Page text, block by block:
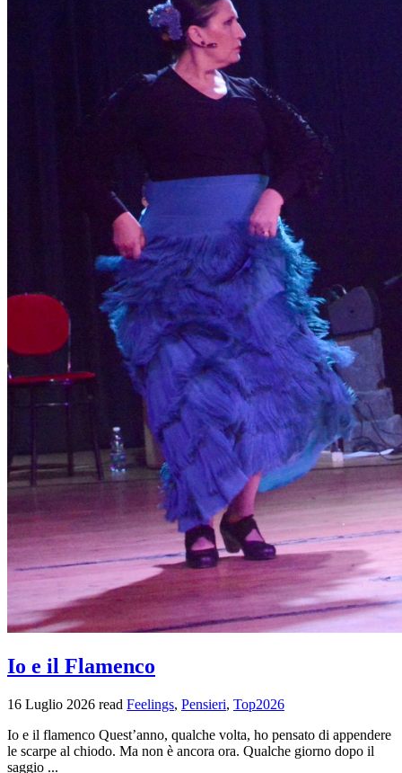
Io e il Flamenco
16 Luglio 2026 read Feelings, Pensieri, Top2026
Io e il flamenco Quest’anno, qualche volta, ho pensato di appendere
le scarpe al chiodo. Ma non è ancora ora. Qualche giorno dopo il
saggio ...